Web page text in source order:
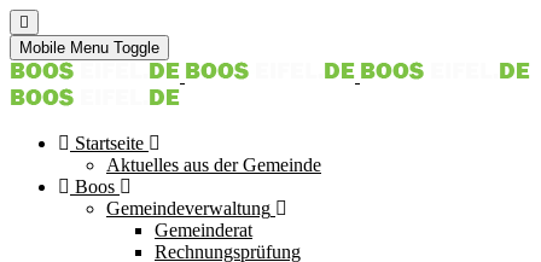
Mobile Menu Toggle
Startseite
Aktuelles aus der Gemeinde
Boos
Gemeindeverwaltung
Gemeinderat
Rechnungsprüfung